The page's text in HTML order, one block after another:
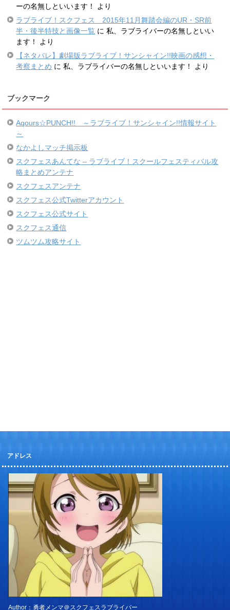
ーの名無しといいます！
より
ラブライブ！スクフェス 2015年11月舞踏会編のUR・SR前
半・後半特技と画像一覧 に私、ラブライバーの名無しといい
ます！
より
【ネタバレ】劇場版ラブライブ！サンシャイン!!映画の感想・
考察まとめ に私、ラブライバーの名無しといいます！ より
ブックマーク
Aqours☆PUNCH!! ～ラブライブ！サンシャイン!!情報サイト
～
なかよしマッチ掲示板
スクフェスあんてな – ラブライブ！スクールフェスティバル攻
略まとめアンテナ
スクフェスアンテナ
スクフェス公式Twitterアカウント
スクフェス公式サイト
スクフェス通信
ツムツム攻略サイト
アドレス
Author：勇者メンマ＠スクフェスラブライバー